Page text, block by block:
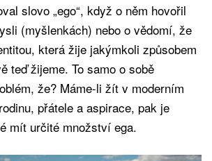
slovo „ego“, když o něm hovořil
(myšlenkách) nebo o vědomí, že
která žije jakýmkoli způsobem
teď žijeme. To samo o sobě
že? Máme-li žít v moderním
přátele a aspirace, pak je
mít určité množství ega.